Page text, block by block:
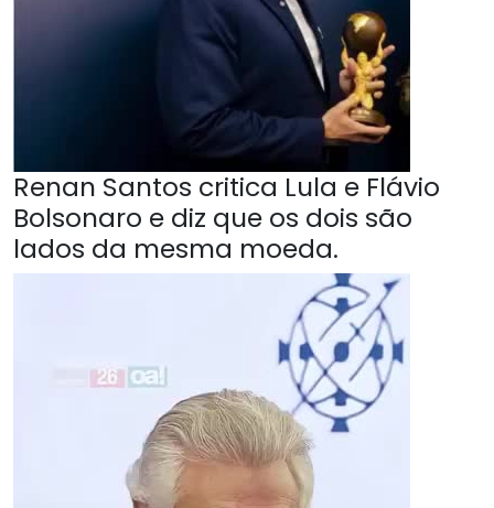
Renan Santos critica Lula e Flávio
Bolsonaro e diz que os dois são
lados da mesma moeda.